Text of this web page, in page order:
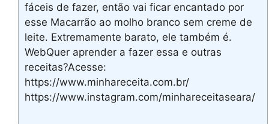
fáceis de fazer, então vai ficar encantado por
esse Macarrão ao molho branco sem creme de
leite. Extremamente barato, ele também é.
WebQuer aprender a fazer essa e outras
receitas?Acesse:
https://www.minhareceita.com.br/
https://www.instagram.com/minhareceitaseara/